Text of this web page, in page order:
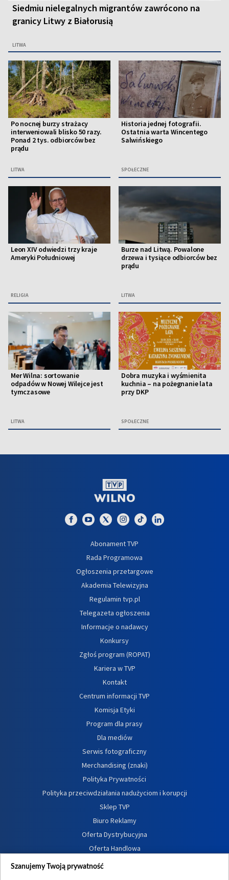
Siedmiu nielegalnych migrantów zawrócono na
granicy Litwy z Białorusią
LITWA
Po nocnej burzy strażacy
interweniowali blisko 50 razy.
Ponad 2 tys. odbiorców bez
prądu
LITWA
Historia jednej fotografii.
Ostatnia warta Wincentego
Salwińskiego
SPOŁECZNE
Leon XIV odwiedzi trzy kraje
Ameryki Południowej
RELIGIA
Burze nad Litwą. Powalone
drzewa i tysiące odbiorców bez
prądu
LITWA
Mer Wilna: sortowanie
odpadów w Nowej Wilejce jest
tymczasowe
LITWA
Dobra muzyka i wyśmienita
kuchnia – na pożegnanie lata
przy DKP
SPOŁECZNE
Abonament TVP
Rada Programowa
Ogłoszenia przetargowe
Akademia Telewizyjna
Regulamin tvp.pl
Telegazeta ogłoszenia
Informacje o nadawcy
Konkursy
Zgłoś program (ROPAT)
Kariera w TVP
Kontakt
Centrum informacji TVP
Komisja Etyki
Program dla prasy
Dla mediów
Serwis fotograficzny
Merchandising (znaki)
Polityka Prywatności
Polityka przeciwdziałania nadużyciom i korupcji
Sklep TVP
Biuro Reklamy
Oferta Dystrybucyjna
Oferta Handlowa
Dostępność
Szanujemy Twoją prywatność